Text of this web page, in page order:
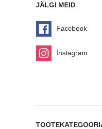
JÄLGI MEID
Facebook
Instagram